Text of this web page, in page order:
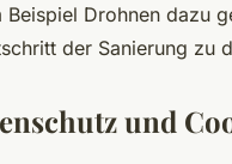
Drohnen dazu
der Sanierung zu
und